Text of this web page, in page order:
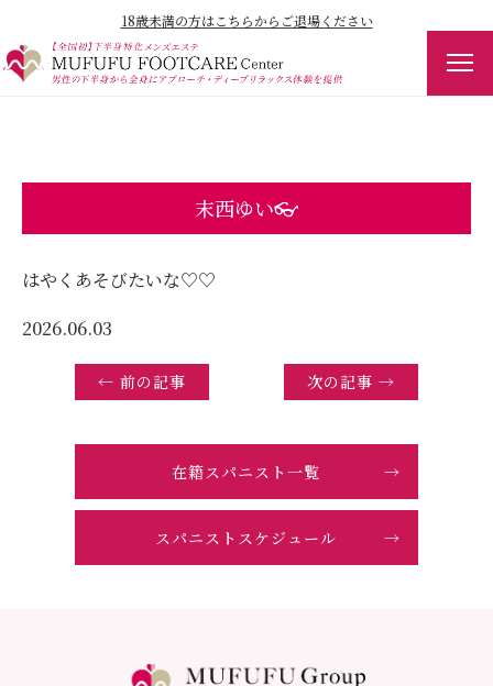
18歳未満の方はこちらからご退場ください
末西ゆい👓️
はやくあそびたいな♡♡
2026.06.03
← 前の記事 次の記事 →
在籍スパニスト一覧
スパニストスケジュール